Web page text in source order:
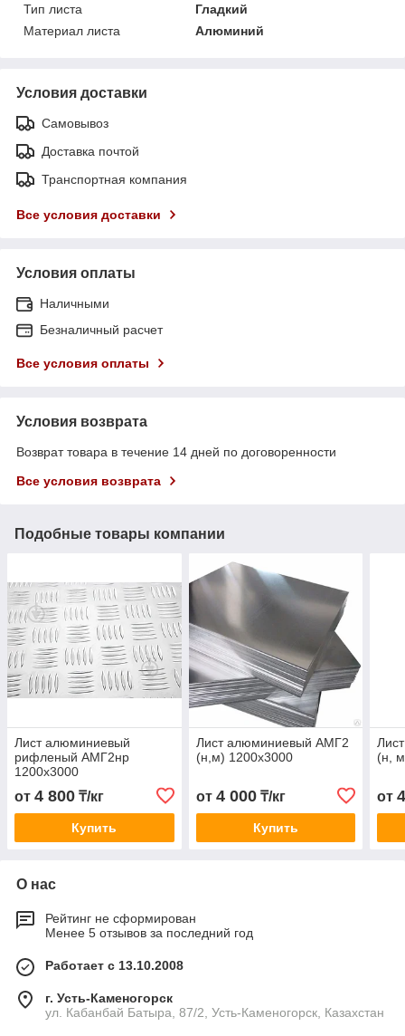
Тип листа
Гладкий
Материал листа
Алюминий
Условия доставки
Самовывоз
Доставка почтой
Транспортная компания
Все условия доставки
Условия оплаты
Наличными
Безналичный расчет
Все условия оплаты
Условия возврата
Возврат товара в течение 14 дней по договоренности
Все условия возврата
Подобные товары компании
Лист алюминиевый
рифленый АМГ2нр
1200х3000
от 4 800 ₸/кг
Купить
Лист алюминиевый АМГ2
(н,м) 1200х3000
от 4 000₸/кг
Купить
(н,
от
О нас
Рейтинг не сформирован
Менее 5 отзывов за последний год
Работает с 13.10.2008
г. Усть-Каменогорск
ул. Кабанбай Батыра, 87/2, Усть-Каменогорск, Казахстан